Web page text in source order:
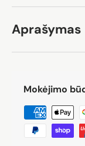
Aprašymas
Mokėjimo